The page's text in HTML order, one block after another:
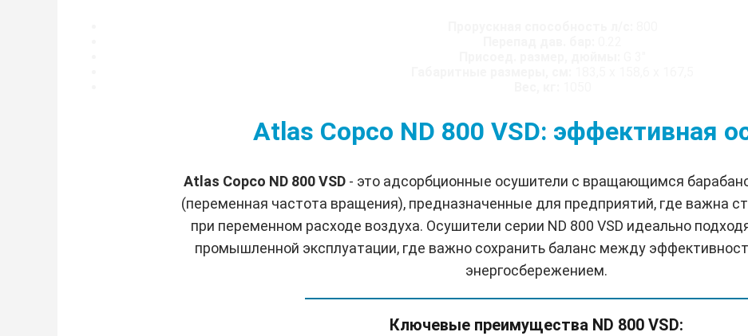
Atlas Copco ND 800 VSD: эффективная
Atlas Copco ND 800 VSD - это адсорбционные осушители с вращающимся
(переменная частота вращения), предназначенные для предприятий, где важна
при переменном расходе воздуха. Осушители серии ND 800 VSD идеально
промышленной эксплуатации, где важно сохранить баланс между
энергосбережением.
Ключевые преимущества ND 800 VSD: